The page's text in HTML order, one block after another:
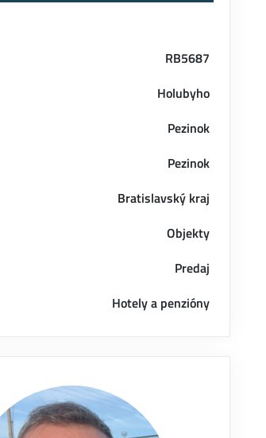
RB5687
Holubyho
Pezinok
Pezinok
Bratislavský kraj
Objekty
Predaj
Hotely a penzióny